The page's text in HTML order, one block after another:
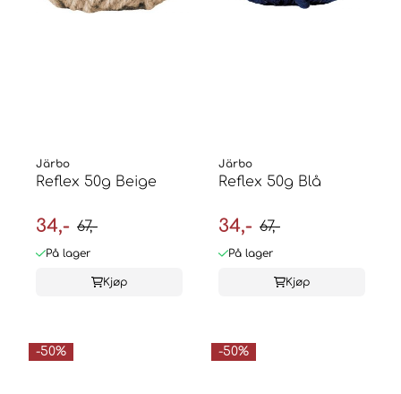
Järbo
Reflex 50g Beige
34,- 67,-
På lager
Kjøp
Järbo
Reflex 50g Blå
34,- 67,-
På lager
Kjøp
-50% -50%